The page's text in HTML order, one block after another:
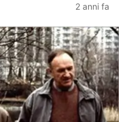
2 anni fa